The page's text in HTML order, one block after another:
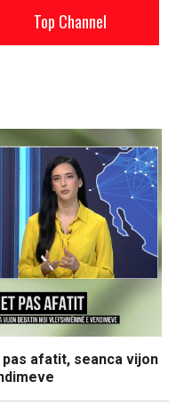
Top Channel
afatit, seanca vijon